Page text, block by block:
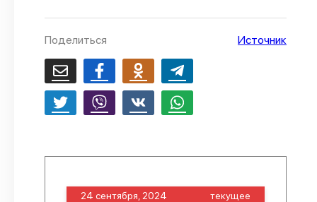
Поделиться Источник
24 сентября, 2024 текущее